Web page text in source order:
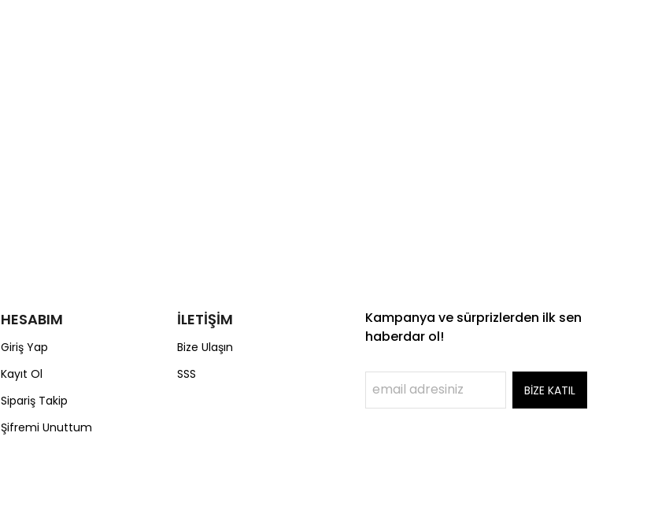
HESABIM
Giriş Yap
Kayıt Ol
Sipariş Takip
Şifremi Unuttum
İLETİŞİM
Bize Ulaşın
SSS
Kampanya ve sürprizlerden ilk sen
haberdar ol!
BİZE KATIL